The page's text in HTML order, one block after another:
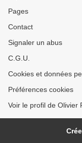
Pages
Contact
Signaler un abus
C.G.U.
Cookies et données
Préférences cookies
Voir le profil de Olivier